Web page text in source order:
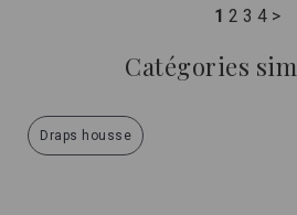
1 2 3 4 >
Catégories
Draps housse